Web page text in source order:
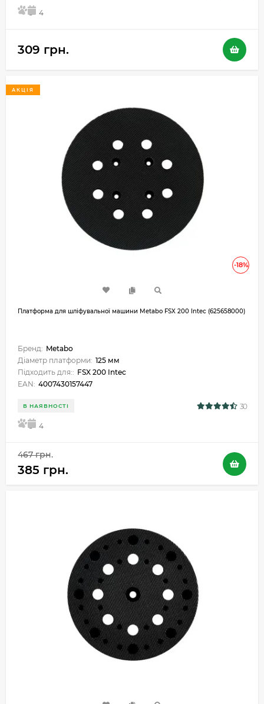
5 4
309 грн.
-18%
АКЦІЯ
Платформа для шліфувальної машини Metabo FSX 200 Intec (625658000)
Бренд: Metabo
Діаметр платформи: 125 мм
Підходить для:: FSX 200 Intec
EAN: 4007430157447
В НАЯВНОСТІ 30
5 4
467 грн.
385 грн.